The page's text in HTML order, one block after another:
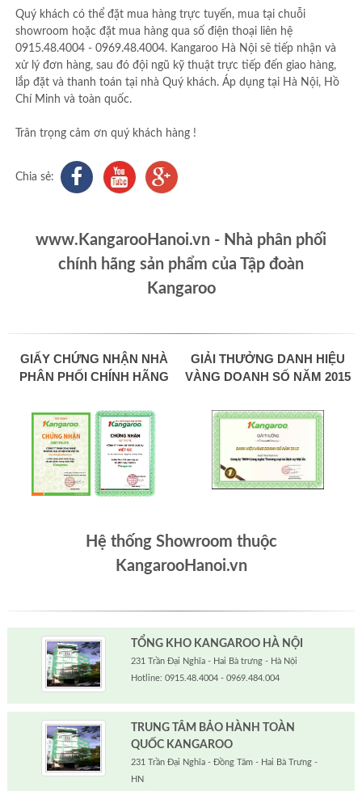
Quý khách có thể đặt mua hàng trực tuyến, mua tại chuỗi
showroom hoặc đặt mua hàng qua số điện thoại liên hệ
0915.48.4004 - 0969.48.4004. Kangaroo Hà Nội sẽ tiếp nhận và
xử lý đơn hàng, sau đó đội ngũ kỹ thuật trực tiếp đến giao hàng,
lắp đặt và thanh toán tại nhà Quý khách. Áp dụng tại Hà Nội, Hồ
Chí Minh và toàn quốc.
Trân trọng cảm ơn quý khách hàng !
Chia sẻ:
www.KangarooHanoi.vn - Nhà phân phối
chính hãng sản phẩm của Tập đoàn
Kangaroo
GIẤY CHỨNG NHẬN NHÀ
PHÂN PHỐI CHÍNH HÃNG
GIẢI THƯỞNG DANH HIỆU
VÀNG DOANH SỐ NĂM 2015
Hệ thống Showroom thuộc
KangarooHanoi.vn
TỔNG KHO KANGAROO HÀ NỘI
231 Trần Đại Nghĩa - Hai Bà trưng - Hà Nội
Hotline: 0915.48.4004 - 0969.484.004
TRUNG TÂM BẢO HÀNH TOÀN
QUỐC KANGAROO
231 Trần Đại Nghĩa - Đồng Tâm - Hai Bà Trưng -
HN